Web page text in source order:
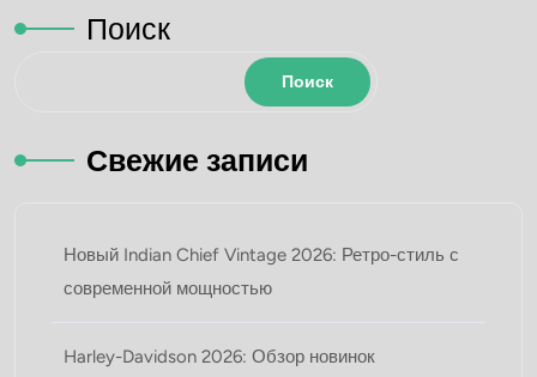
Поиск
Поиск
Свежие записи
Новый Indian Chief Vintage 2026: Ретро-стиль с
современной мощностью
Harley-Davidson 2026: Обзор новинок